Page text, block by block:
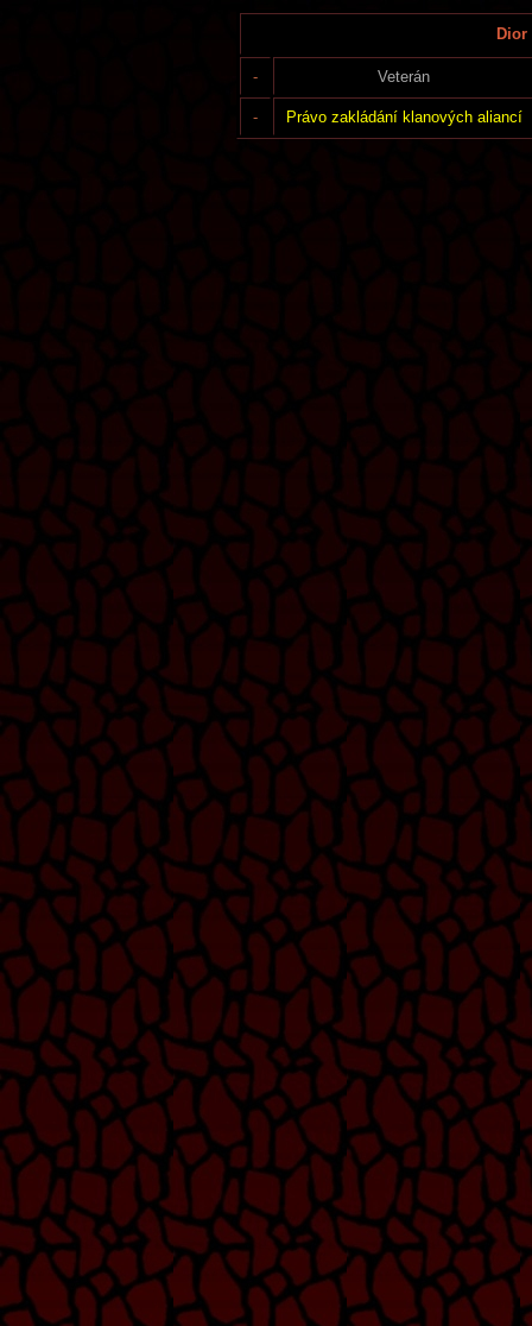
- Veterán
- Právo zakládání klanových aliancí